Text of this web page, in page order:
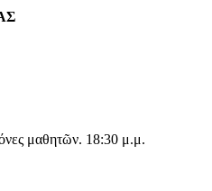
μαθητῶν. 18:30 μ.μ.